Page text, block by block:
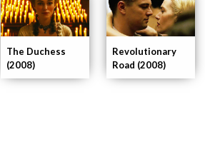
Revolutionary
Road (2008)
The Duchess
(2008)